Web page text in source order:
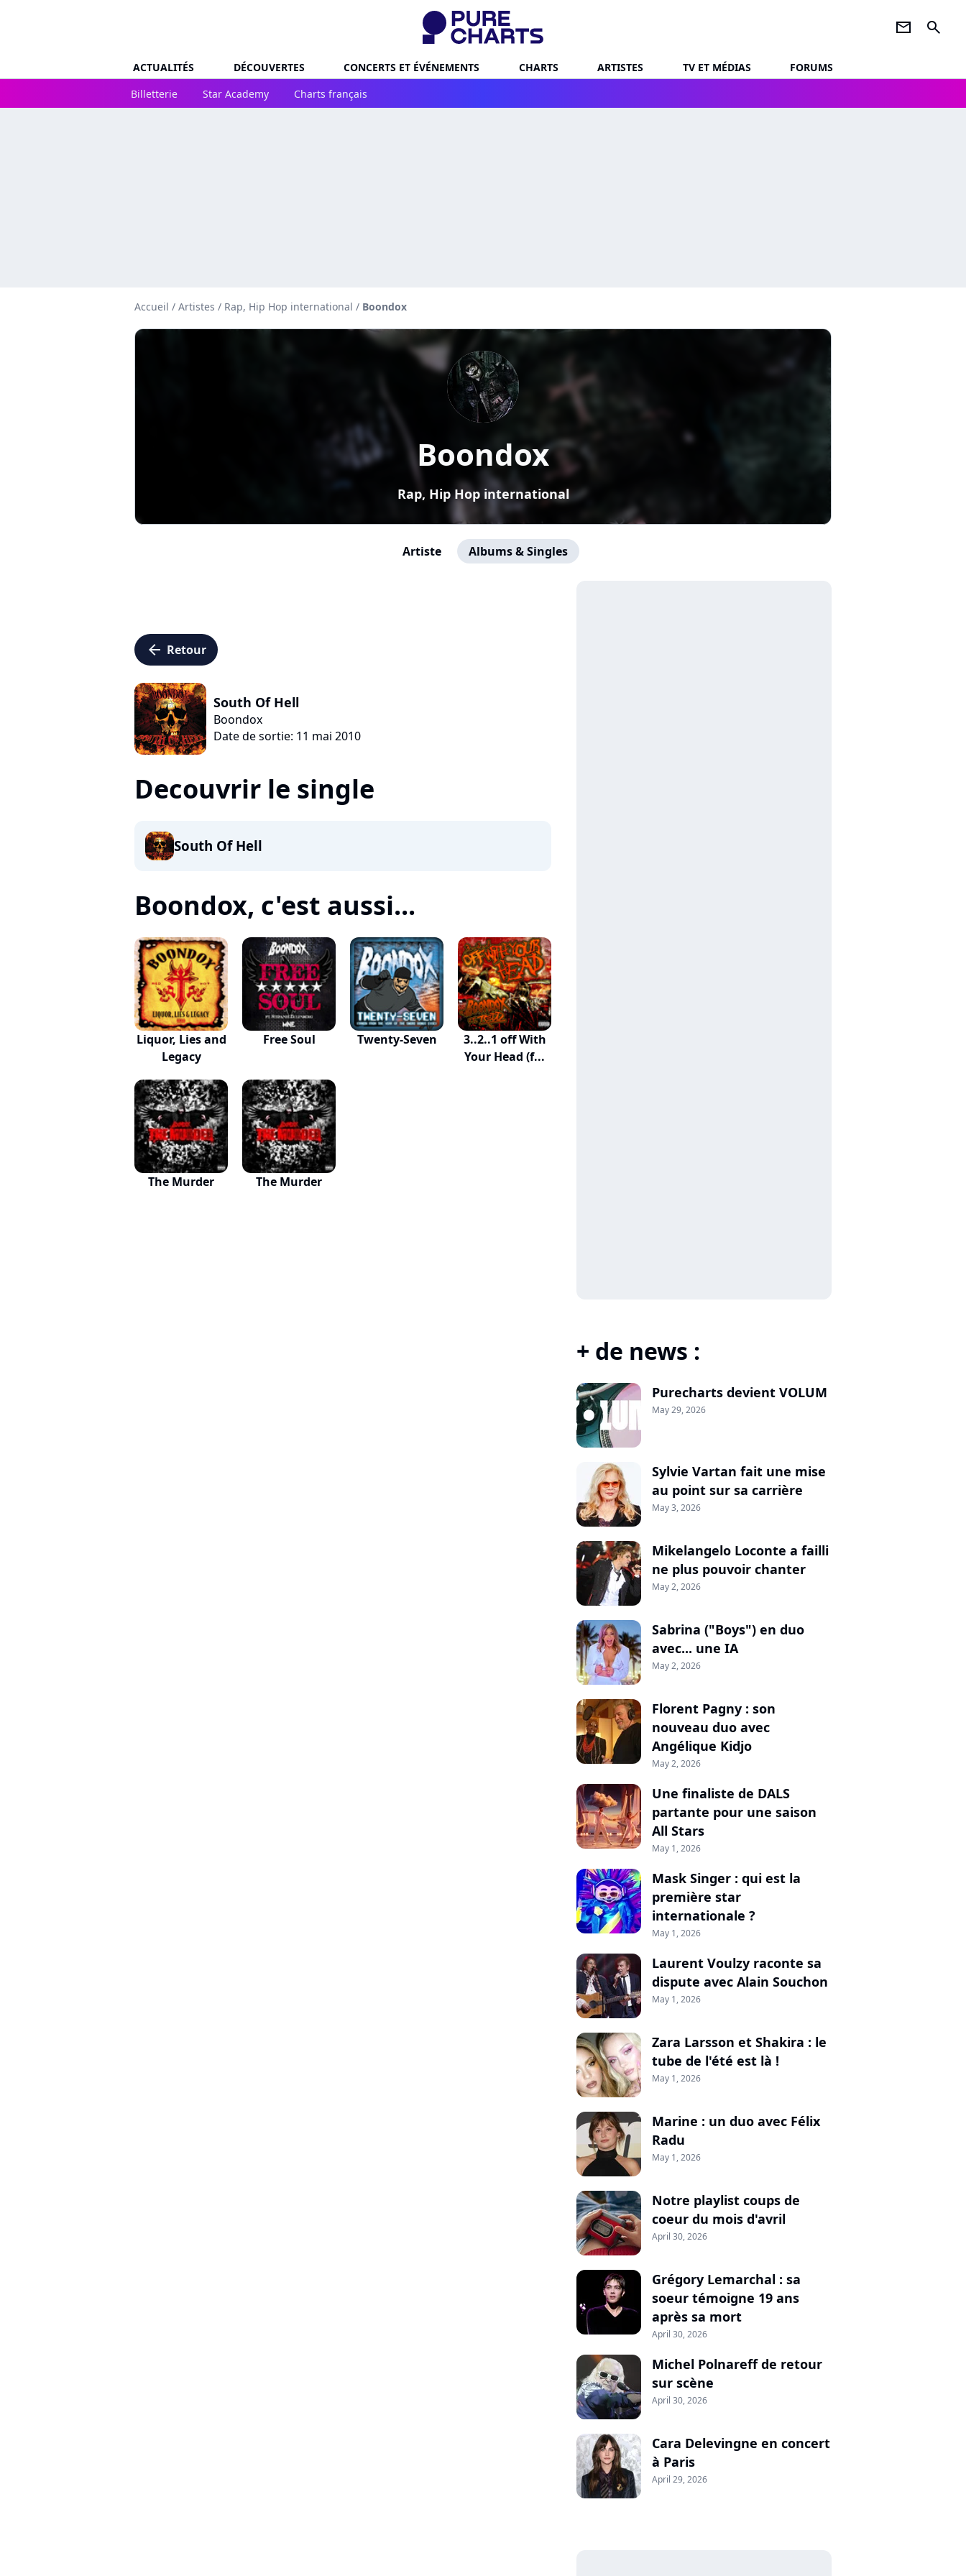
newsletter search
ACTUALITÉS DÉCOUVERTES CONCERTS ET ÉVÉNEMENTS CHARTS ARTISTES TV ET MÉDIAS
FORUMS
Billetterie
Star Academy Charts français
Accueil / Artistes / Rap, Hip Hop international / Boondox
Boondox
Rap, Hip Hop international
Artiste Albums & Singles
arrow_left Retour
South Of Hell
Boondox
Date de sortie: 11 mai 2010
Decouvrir le single
South Of Hell
Boondox, c'est aussi...
Liquor, Lies and
Legacy
Free Soul Twenty-Seven
3..2..1 off With
Your Head (f...
The Murder The Murder
+ de news :
Purecharts devient VOLUM
May 29, 2026
Sylvie Vartan fait une mise
au point sur sa carrière
May 3, 2026
Mikelangelo Loconte a failli
ne plus pouvoir chanter
May 2, 2026
Sabrina ("Boys") en duo
avec... une IA
May 2, 2026
Florent Pagny : son
nouveau duo avec
Angélique Kidjo
May 2, 2026
Une finaliste de DALS
partante pour une saison
All Stars
May 1, 2026
Mask Singer : qui est la
première star
internationale ?
May 1, 2026
Laurent Voulzy raconte sa
dispute avec Alain Souchon
May 1, 2026
Zara Larsson et Shakira : le
tube de l'été est là !
May 1, 2026
Marine : un duo avec Félix
Radu
May 1, 2026
Notre playlist coups de
coeur du mois d'avril
April 30, 2026
Grégory Lemarchal : sa
soeur témoigne 19 ans
après sa mort
April 30, 2026
Michel Polnareff de retour
sur scène
April 30, 2026
Cara Delevingne en concert
à Paris
April 29, 2026